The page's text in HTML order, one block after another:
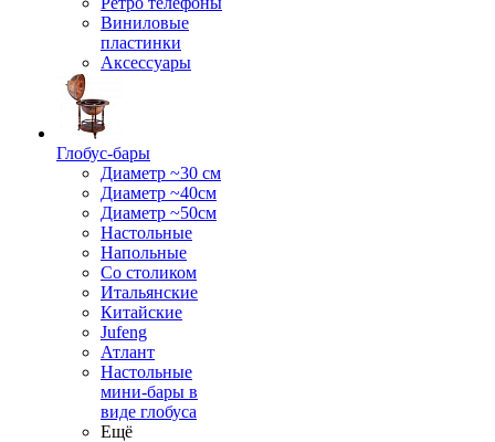
Виниловые
пластинки
Аксессуары
Глобус-бары
Диаметр ~30 см
Диаметр ~40см
Диаметр ~50см
Настольные
Напольные
Со столиком
Итальянские
Китайские
Jufeng
Атлант
Настольные
мини-бары в
виде глобуса
Ещё